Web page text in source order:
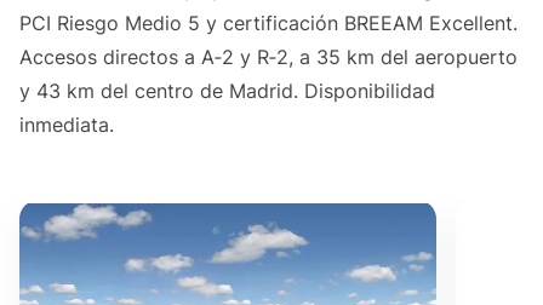
PCI Riesgo Medio 5 y certificación BREEAM Excellent.
Accesos directos a A‑2 y R‑2, a 35 km del aeropuerto
y 43 km del centro de Madrid. Disponibilidad
inmediata.